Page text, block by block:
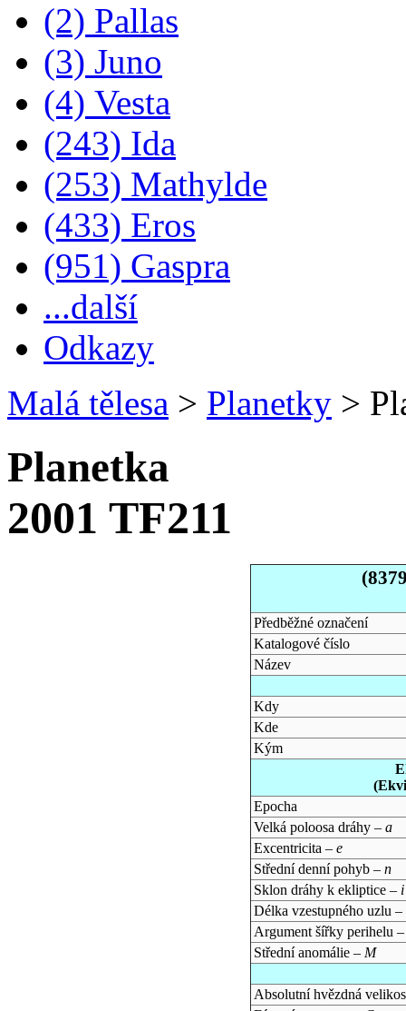
(2) Pallas
(3) Juno
(4) Vesta
(243) Ida
(253) Mathylde
(433) Eros
(951) Gaspra
...další
Odkazy
Malá tělesa > Planetky >
Planetka
2001 TF211
Předběžné označení
Katalogové číslo
Název
Kdy
Kde
Kým
Epocha
Velká poloosa dráhy – a
Excentricita – e
Střední denní pohyb – n
Sklon dráhy k ekliptice – i
Délka vzestupného uzlu –
Argument šířky perihelu
Střední anomálie – M
Absolutní hvězdná